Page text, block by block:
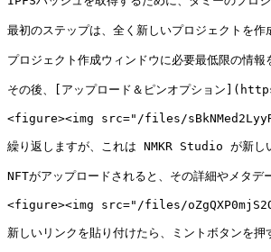
最初のステップは、全く新しいプロジェクトを
プロジェクト作成ウィンドウに必要最低限の情
その後、[アップロード＆ピンオプション
<figure><img src="/files/
繰り返しますが、これは NMKR Studio が新し
NFTがアップロードされると、その詳細やメタ
<figure><img src="/files/
新しいリンクを貼り付けたら、ミントボタンを